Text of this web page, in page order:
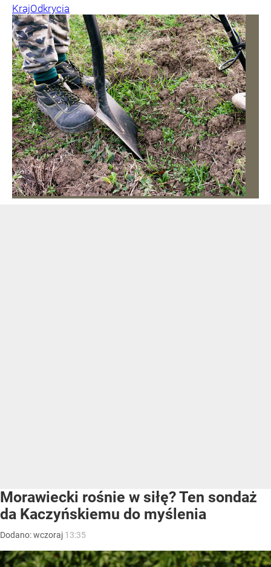
KrajOdkrycia
Morawiecki rośnie w siłę? Ten sondaż
da Kaczyńskiemu do myślenia
Dodano:wczoraj 13:35